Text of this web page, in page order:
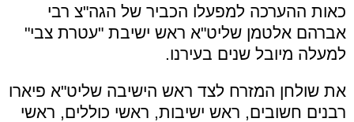
כאות ההערכה למפעלו הכביר של הגה"צ רבי
אברהם אלטמן שליט"א ראש ישיבת "עטרת צבי"
למעלה מיובל שנים בעירנו.
את שולחן המזרח לצד ראש הישיבה שליט"א פיארו
רבנים חשובים, ראש ישיבות, ראשי כוללים, ראשי